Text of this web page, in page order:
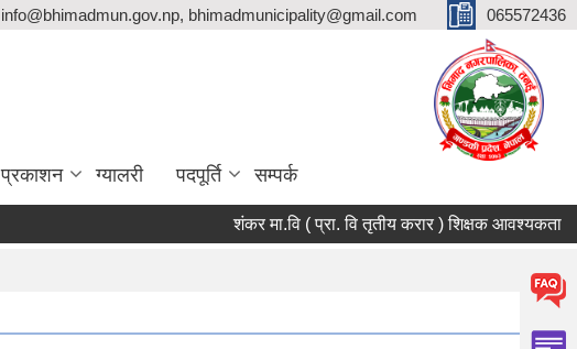
info@bhimadmun.gov.np, bhimadmunicipality@gmail.com 065572436
प्रकाशन ग्यालरी पदपूर्ति सम्पर्क
शंकर मा.वि ( प्रा. वि तृतीय करार ) शिक्षक आवश्यकता